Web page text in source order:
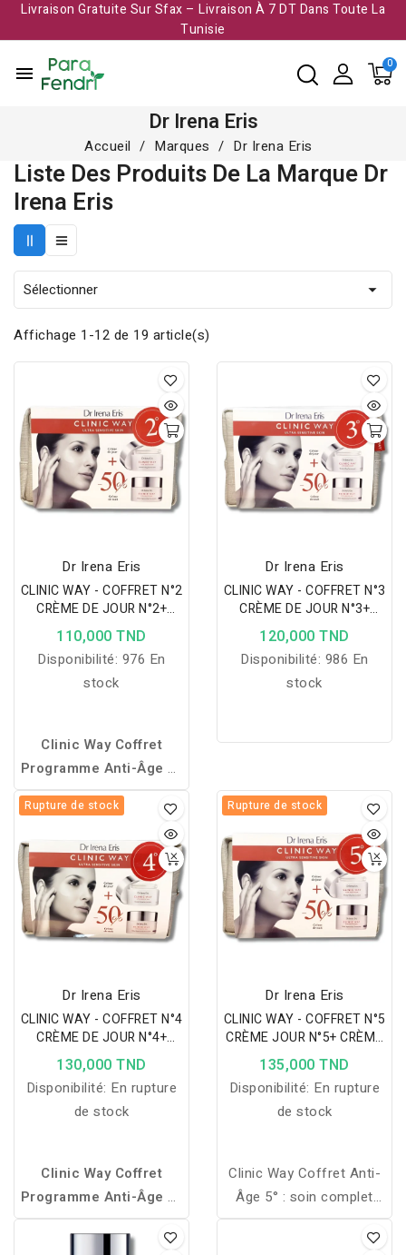
Livraison Gratuite Sur Sfax – Livraison À 7 DT Dans Toute La
Tunisie​
menu
Dr Irena Eris
Accueil Marques Dr Irena Eris
Liste Des Produits De La Marque Dr
Irena Eris
Sélectionner 
Affichage 1-12 de 19 article(s)
Dr Irena Eris
CLINIC WAY - COFFRET N°2
CRÈME DE JOUR N°2+
CREME NUIT N°2
110,000 TND
Disponibilité: 976 En
stock
Clinic Way Coffret
Programme Anti-Âge 2°
: un rituel jour et nuit qui
hydrate, régénère et
réduit visiblement les
rides pour une peau plus
ferme et éclatante.
Dr Irena Eris
CLINIC WAY - COFFRET N°3
CRÈME DE JOUR N°3+
CREME NUIT N°3
120,000 TND
Disponibilité: 986 En
stock
Rupture de stock
Dr Irena Eris
CLINIC WAY - COFFRET N°4
CRÈME DE JOUR N°4+
CRÈME NUIT N°4
130,000 TND
Disponibilité: En rupture
de stock
Clinic Way Coffret
Programme Anti-Âge 4°
:un soin complet jour et
nuit pour réduire les
Rupture de stock
Dr Irena Eris
CLINIC WAY - COFFRET N°5
CRÈME JOUR N°5+ CRÈME
NUIT N°5
135,000 TND
Disponibilité: En rupture
de stock
Clinic Way Coffret Anti-
Âge 5° : soin complet
jour et nuit pour réduire
les rides, raffermir et